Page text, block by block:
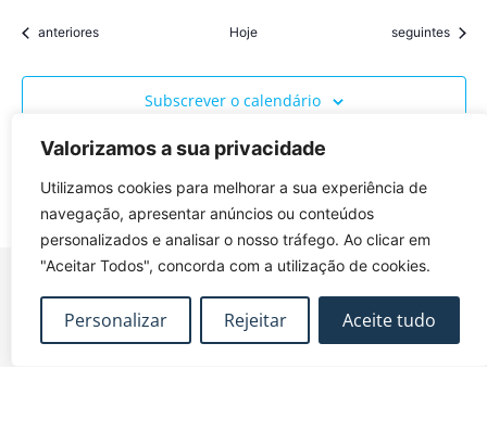
Valorizamos a sua privacidade
Utilizamos cookies para melhorar a sua experiência de
navegação, apresentar anúncios ou conteúdos
personalizados e analisar o nosso tráfego. Ao clicar em
"Aceitar Todos", concorda com a utilização de cookies.
Personalizar Rejeitar Aceite tudo
Eventos
anteriores Hoje Eventos
seguintes
Subscrever o calendário